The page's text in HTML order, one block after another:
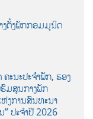
ງຕັ້ງພັກກອມມູນິດ
ະນະປະຈໍາພັກ, ຮອງ
ມສູນກາງພັກ
ງການສົນທະນາ
” ປະຈຳປີ 2026